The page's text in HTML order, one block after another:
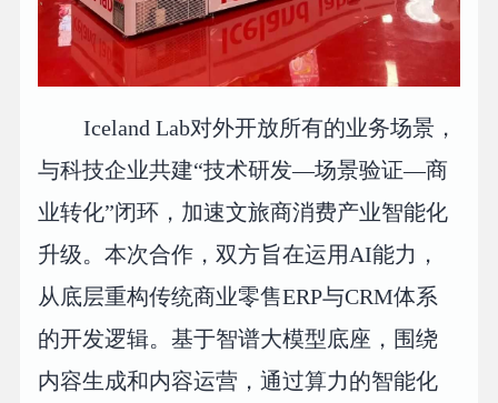
Iceland Lab对外开放所有的业务场景，
与科技企业共建“技术研发—场景验证—商
业转化”闭环，加速文旅商消费产业智能化
升级。本次合作，双方旨在运用AI能力，
从底层重构传统商业零售ERP与CRM体系
的开发逻辑。基于智谱大模型底座，围绕
内容生成和内容运营，通过算力的智能化